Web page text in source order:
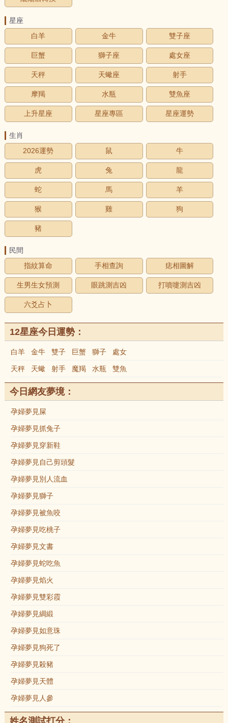
星座
白羊
金牛 雙子座
巨蟹 獅子座 處女座
天秤 天蠍座 射手
摩羯 水瓶 雙魚座
上升星座 星座專區 星座運勢
生肖
2026運勢
鼠 牛
虎 兔 龍
蛇 馬 羊
猴 雞 狗
豬
民間
指紋算命
手相查詢 痣相圖解
生男生女預測 眼跳測吉凶 打噴嚏測吉凶
六爻占卜
12星座今日運勢：
白羊 金牛 雙子 巨蟹 獅子 處女
天秤 天蠍 射手 魔羯 水瓶 雙魚
今日網友夢境：
孕婦夢見屎
孕婦夢見抓兔子
孕婦夢見穿新鞋
孕婦夢見自己剪頭髮
孕婦夢見別人流血
孕婦夢見獅子
孕婦夢見被魚咬
孕婦夢見吃桃子
孕婦夢見文書
孕婦夢見蛇吃魚
孕婦夢見焰火
孕婦夢見雙彩霞
孕婦夢見綢緞
孕婦夢見如意珠
孕婦夢見狗死了
孕婦夢見殺豬
孕婦夢見天體
孕婦夢見人參
姓名測試打分：